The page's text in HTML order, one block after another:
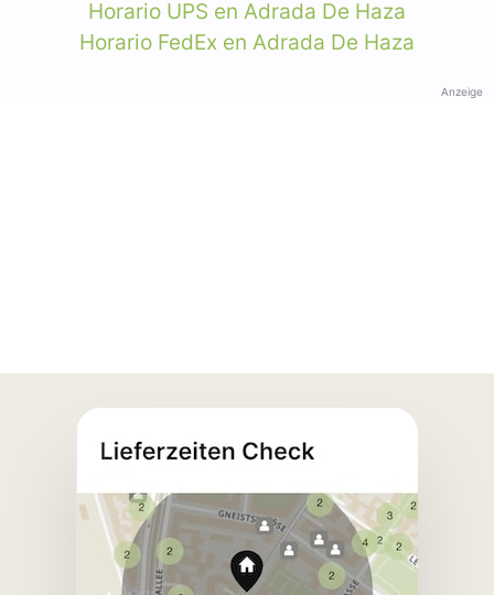
Horario UPS en Adrada De Haza
Horario FedEx en Adrada De Haza
Anzeige